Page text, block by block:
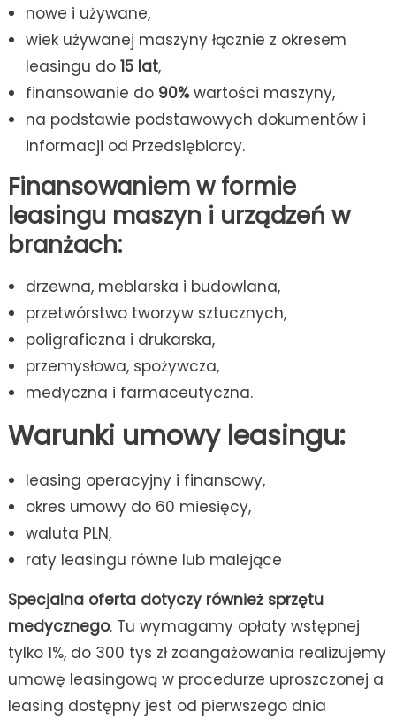
nowe i używane,
wiek używanej maszyny łącznie z okresem
leasingu do 15 lat,
finansowanie do 90%wartości maszyny,
na podstawie podstawowych dokumentów i
informacji od Przedsiębiorcy.
Finansowaniem w formie
leasingu maszyn i urządzeń w
branżach:
drzewna, meblarska i budowlana,
przetwórstwo tworzyw sztucznych,
poligraficzna i drukarska,
przemysłowa, spożywcza,
medyczna i farmaceutyczna.
Warunki umowy leasingu:
leasing operacyjny i finansowy,
okres umowy do 60 miesięcy,
waluta PLN,
raty leasingu równe lub malejące
Specjalna oferta dotyczy również sprzętu
medycznego. Tu wymagamy opłaty wstępnej
tylko 1%, do 300 tys zł zaangażowania realizujemy
umowę leasingową w procedurze uproszczonej a
leasing dostępny jest od pierwszego dnia